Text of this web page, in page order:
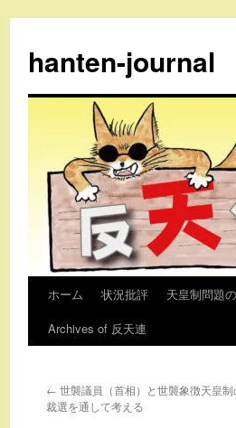
テ
ン
hanten-journal
ホーム 状況批評 天皇制問題
Archives of 反天連
← 世襲議員（首相）と世襲象徴天皇
裁選を通して考える